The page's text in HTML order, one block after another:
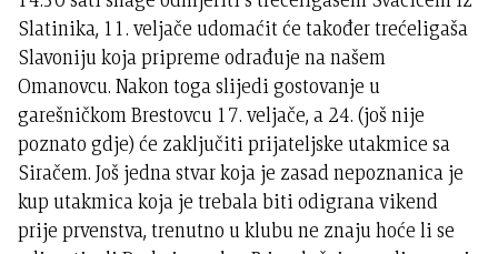
Slatinika, 11. veljače udomaćit će također trećeligaša
Slavoniju koja pripreme odrađuje na našem
Omanovcu. Nakon toga slijedi gostovanje u
garešničkom Brestovcu 17. veljače, a 24. (još nije
poznato gdje) će zaključiti prijateljske utakmice sa
Siračem. Još jedna stvar koja je zasad nepoznanica je
kup utakmica koja je trebala biti odigrana vikend
prije prvenstva, trenutno u klubu ne znaju hoće li se